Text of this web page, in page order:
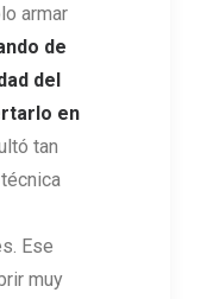
armar
de
del
en
tan
Ese
muy